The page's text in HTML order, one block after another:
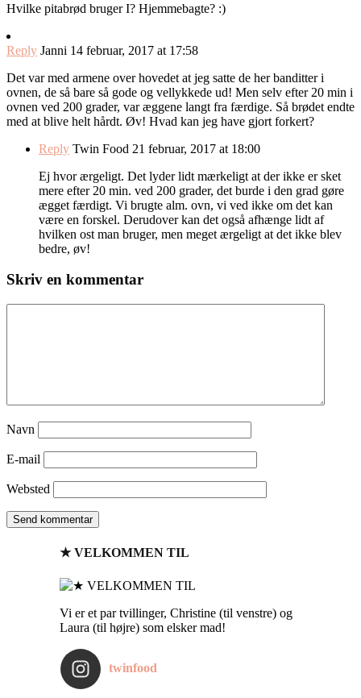
Hvilke pitabrød bruger I? Hjemmebagte? :)
Reply Janni 14 februar, 2017 at 17:58
Det var med armene over hovedet at jeg satte de her banditter i
ovnen, de så bare så gode og vellykkede ud! Men selv efter 20 min i
ovnen ved 200 grader, var æggene langt fra færdige. Så brødet endte
med at blive helt hårdt. Øv! Hvad kan jeg have gjort forkert?
Reply Twin Food 21 februar, 2017 at 18:00
Ej hvor ærgeligt. Det lyder lidt mærkeligt at der ikke er sket
mere efter 20 min. ved 200 grader, det burde i den grad gøre
ægget færdigt. Vi brugte alm. ovn, vi ved ikke om det kan
være en forskel. Derudover kan det også afhænge lidt af
hvilken ost man bruger, men meget ærgeligt at det ikke blev
bedre, øv!
Skriv en kommentar
Navn
E-mail
Websted
★ VELKOMMEN TIL
Vi er et par tvillinger, Christine (til venstre) og
Laura (til højre) som elsker mad!
twinfood